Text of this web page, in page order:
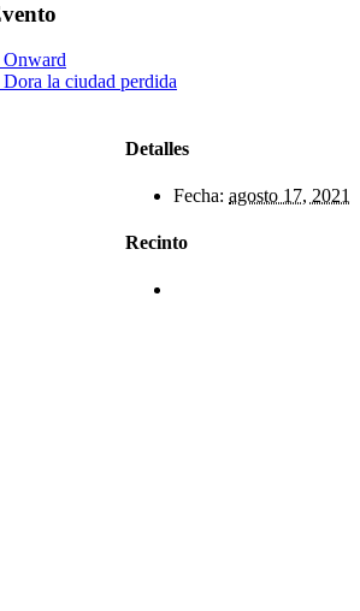
Onward
la ciudad perdida
Detalles
Fecha: agosto 17, 2021
Recinto